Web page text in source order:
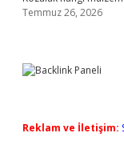
Temmuz 26, 2026
Reklam ve İletişim: